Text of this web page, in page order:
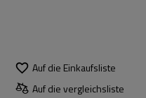
Auf die Einkaufsliste
Auf die vergleichsliste